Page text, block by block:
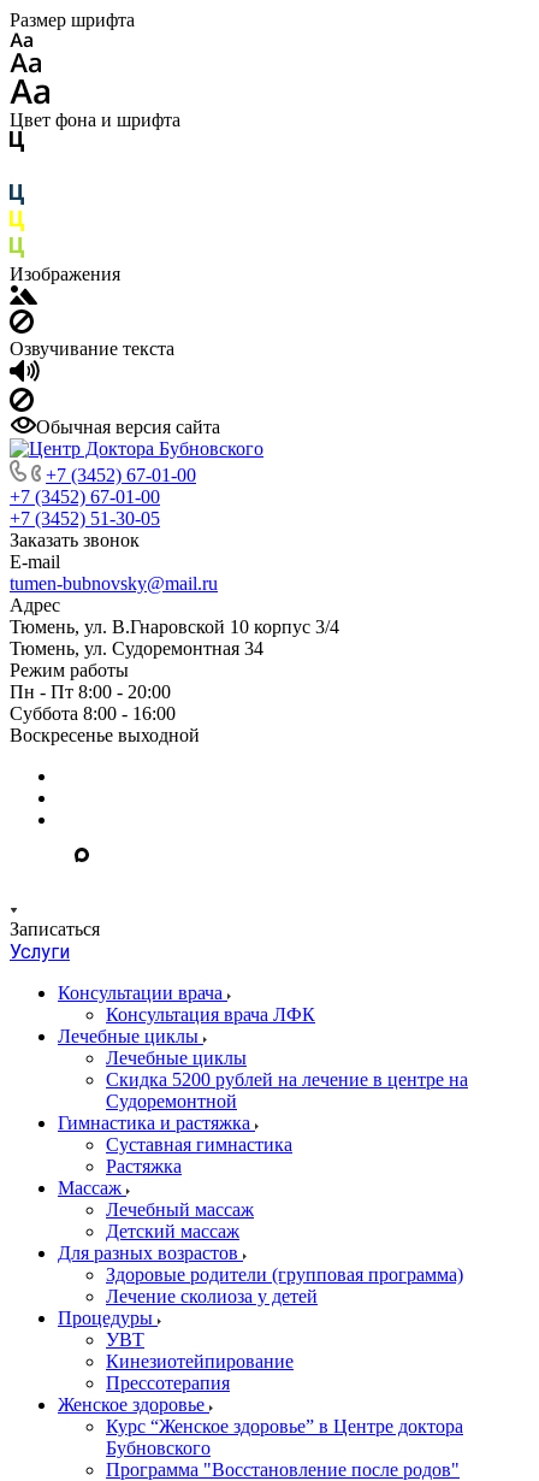
Размер шрифта
Цвет фона и шрифта
Изображения
Озвучивание текста
Обычная версия сайта
+7 (3452) 67-01-00
+7 (3452) 67-01-00
+7 (3452) 51-30-05
Заказать звонок
E-mail
tumen-bubnovsky@mail.ru
Адрес
Тюмень, ул. В.Гнаровской 10 корпус 3/4
Тюмень, ул. Судоремонтная 34
Режим работы
Пн - Пт 8:00 - 20:00
Суббота 8:00 - 16:00
Воскресенье выходной
Записаться
Услуги
Консультации врача
Консультация врача ЛФК
Лечебные циклы
Лечебные циклы
Скидка 5200 рублей на лечение в центре на
Судоремонтной
Гимнастика и растяжка
Суставная гимнастика
Растяжка
Массаж
Лечебный массаж
Детский массаж
Для разных возрастов
Здоровые родители (групповая программа)
Лечение сколиоза у детей
Процедуры
УВТ
Кинезиотейпирование
Прессотерапия
Женское здоровье
Курс “Женское здоровье” в Центре доктора
Бубновского
Программа "Восстановление после родов"